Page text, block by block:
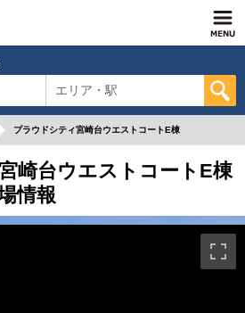
エリア・駅
プラウドシティ宮崎台ウエストコートE棟
崎台ウエストコートE棟
情報